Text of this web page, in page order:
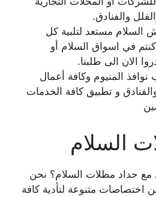
والفنادق.
السلام مستعد لتلبية كل
كنتم في اسواق السلام أو
الان الى طلبنا.
نوافذ المنيوم وكافة أعمال
و تطبيق كافة الخدمات
السلام
حداد مظلات السلام؟ نحن
اختصاصات متنوعة لتأدية كافة